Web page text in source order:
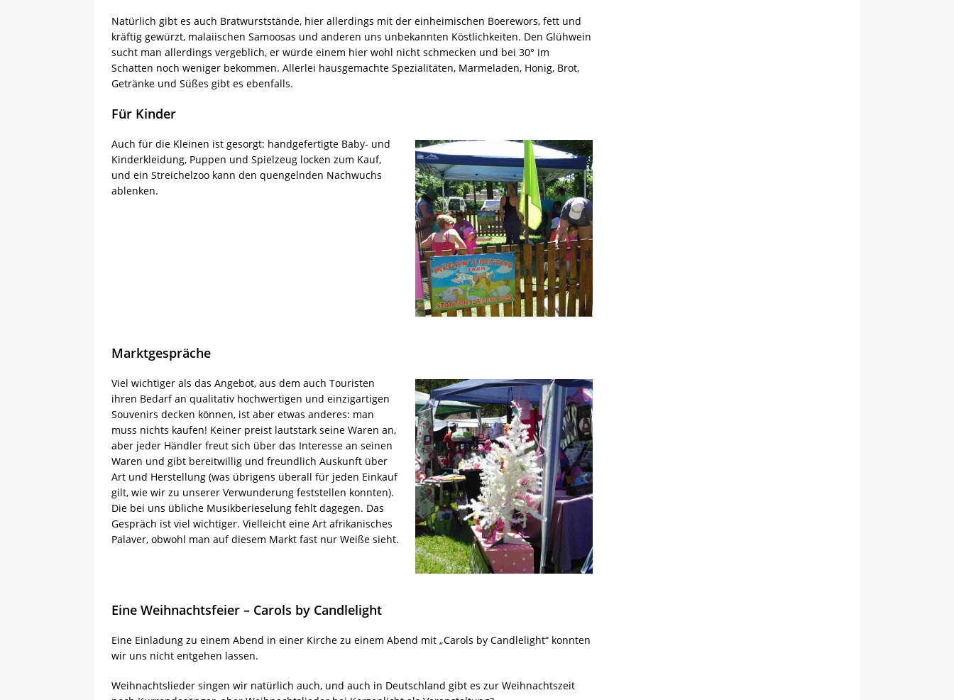
Natürlich gibt es auch Bratwurststände, hier allerdings mit der einheimischen Boerewors, fett und
kräftig gewürzt, malaiischen Samoosas und anderen uns unbekannten Köstlichkeiten. Den Glühwein
sucht man allerdings vergeblich, er würde einem hier wohl nicht schmecken und bei 30° im
Schatten noch weniger bekommen. Allerlei hausgemachte Spezialitäten, Marmeladen, Honig, Brot,
Getränke und Süßes gibt es ebenfalls.
Für Kinder
Auch für die Kleinen ist gesorgt: handgefertigte Baby- und
Kinderkleidung, Puppen und Spielzeug locken zum Kauf,
und ein Streichelzoo kann den quengelnden Nachwuchs
ablenken.
Marktgespräche
Viel wichtiger als das Angebot, aus dem auch Touristen
ihren Bedarf an qualitativ hochwertigen und einzigartigen
Souvenirs decken können, ist aber etwas anderes: man
muss nichts kaufen! Keiner preist lautstark seine Waren an,
aber jeder Händler freut sich über das Interesse an seinen
Waren und gibt bereitwillig und freundlich Auskunft über
Art und Herstellung (was übrigens überall für jeden Einkauf
gilt, wie wir zu unserer Verwunderung feststellen konnten).
Die bei uns übliche Musikberieselung fehlt dagegen. Das
Gespräch ist viel wichtiger. Vielleicht eine Art afrikanisches
Palaver, obwohl man auf diesem Markt fast nur Weiße sieht.
Eine Weihnachtsfeier – Carols by Candlelight
Eine Einladung zu einem Abend in einer Kirche zu einem Abend mit „Carols by Candlelight“ konnten
wir uns nicht entgehen lassen.
Weihnachtslieder singen wir natürlich auch, und auch in Deutschland gibt es zur Weihnachtszeit